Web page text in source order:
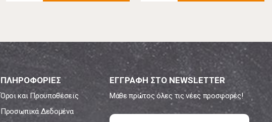
ΠΛΗΡΟΦΟΡΙΕΣ
Όροι και Προϋποθέσεις
Προσωπικά Δεδομένα
ΕΓΓΡΑΦΗ ΣΤΟ NEWSLETTER
Μάθε πρώτος όλες τις νέες προσφορές!